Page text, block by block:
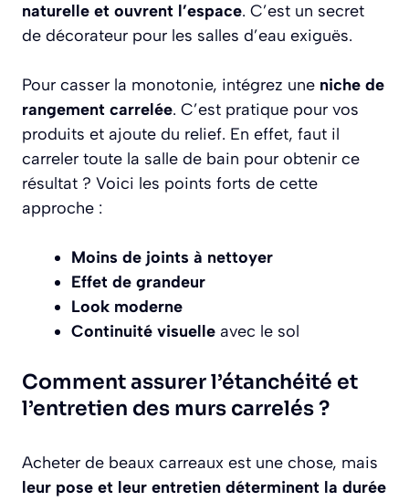
naturelle et ouvrent l’espace. C’est un secret
de décorateur pour les salles d’eau exiguës.
Pour casser la monotonie, intégrez une niche de
rangement carrelée. C’est pratique pour vos
produits et ajoute du relief. En effet, faut il
carreler toute la salle de bain pour obtenir ce
résultat ? Voici les points forts de cette
approche :
Moins de joints à nettoyer
Effet de grandeur
Look moderne
Continuité visuelle avec le sol
Comment assurer l’étanchéité et
l’entretien des murs carrelés ?
Acheter de beaux carreaux est une chose, mais
leur pose et leur entretien déterminent la durée